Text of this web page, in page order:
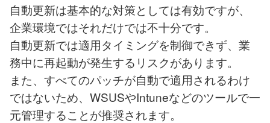
自動更新は基本的な対策としては有効ですが、
企業環境ではそれだけでは不十分です。
自動更新では適用タイミングを制御できず、業
務中に再起動が発生するリスクがあります。
また、すべてのパッチが自動で適用されるわけ
ではないため、WSUSやIntuneなどのツールで一
元管理することが推奨されます。